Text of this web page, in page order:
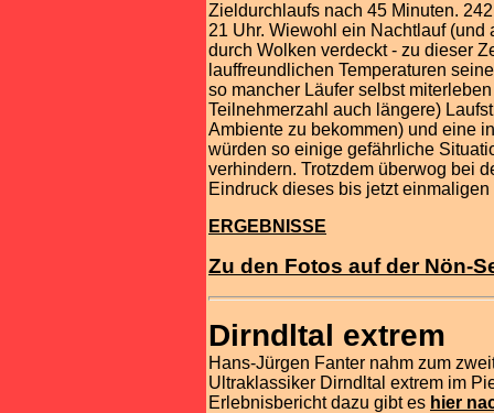
Zieldurchlaufs nach 45 Minuten.
21 Uhr. Wiewohl ein Nachtlauf (und
durch Wolken verdeckt - zu dieser
lauffreundlichen Temperaturen
so mancher Läufer selbst
Teilnehmerzahl auch längere)
Ambiente zu bekommen) und eine
würden so einige gefährliche
verhindern. Trotzdem überwog bei
Eindruck dieses bis jetzt
ERGEBNISSE
Zu den Fotos auf der Nön-
Dirndltal extrem
Hans-Jürgen Fanter nahm zum
Ultraklassiker Dirndltal extrem im
Erlebnisbericht dazu gibt es hier